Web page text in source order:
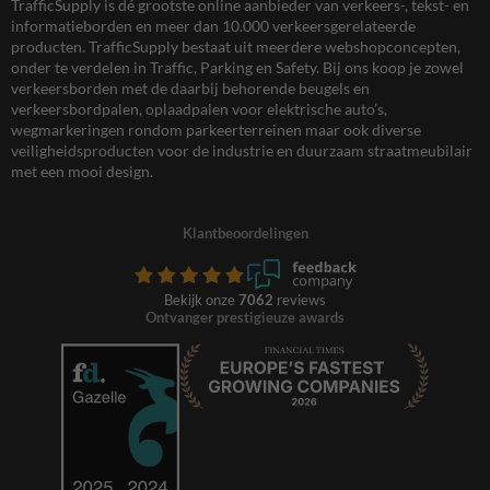
TrafficSupply is dé grootste online aanbieder van verkeers-, tekst- en
informatieborden en meer dan 10.000 verkeersgerelateerde
producten. TrafficSupply bestaat uit meerdere webshopconcepten,
onder te verdelen in Traffic, Parking en Safety. Bij ons koop je zowel
verkeersborden met de daarbij behorende beugels en
verkeersbordpalen, oplaadpalen voor elektrische auto’s,
wegmarkeringen rondom parkeerterreinen maar ook diverse
veiligheidsproducten voor de industrie en duurzaam straatmeubilair
met een mooi design.
Klantbeoordelingen
Bekijk onze 7062 reviews
Ontvanger prestigieuze awards